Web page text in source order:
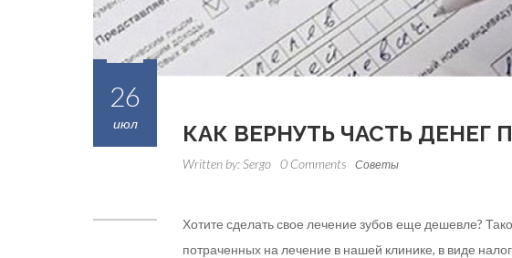
26
июл КАК ВЕРНУТЬ ЧАСТЬ ДЕНЕГ
Written by:Sergo 0 Comments Советы
Хотите сделать свое лечение зубов еще дешевле?
потраченных на лечение в нашей клинике, в виде